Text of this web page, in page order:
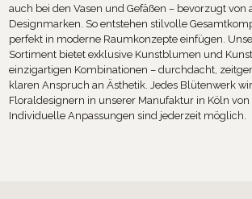
auch bei den Vasen und Gefäßen – bevorzugt von
Designmarken. So entstehen stilvolle
perfekt in moderne Raumkonzepte einfügen.
Sortiment bietet exklusive Kunstblumen und
einzigartigen Kombinationen – durchdacht,
klaren Anspruch an Ästhetik. Jedes Blütenwerk
Floraldesignern in unserer Manufaktur in Köln von
Individuelle Anpassungen sind jederzeit möglich.